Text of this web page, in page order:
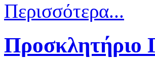
Περισσότερα...
Προσκλητήριο